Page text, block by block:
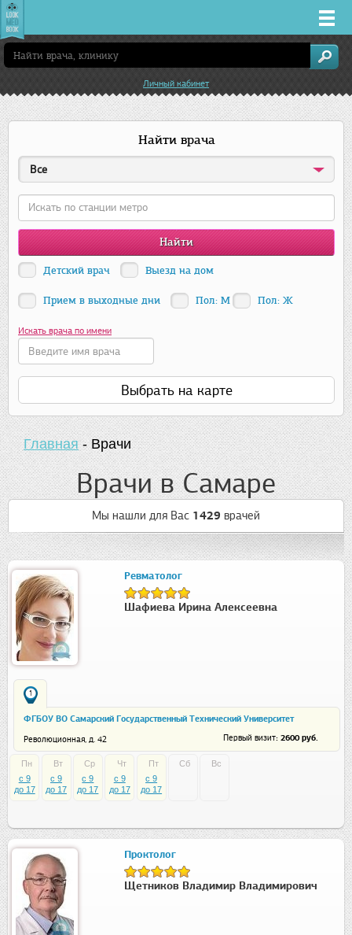
Врачи
Клиники
Лекарства
Акции
Услуги
Самара
Личный кабинет
Найти врача
Все
Детский врач Выезд на дом
Прием в выходные дни Пол: М Пол: Ж
Искать врача по имени
Выбрать на карте
Главная-Врачи
Врачи в Самаре
Мы нашли для Вас 1429 врачей
Ревматолог
Шафиева Ирина Алексеевна
1
ФГБОУ ВО Самарский Государственный Технический Университет
Революционная, д. 42 Первый визит: 2600 руб.
Пн
c 9
до 17
Вт
c 9
до 17
Ср
c 9
до 17
Чт
c 9
до 17
Пт
c 9
до 17
Сб Вс
Проктолог
Щетников Владимир Владимирович